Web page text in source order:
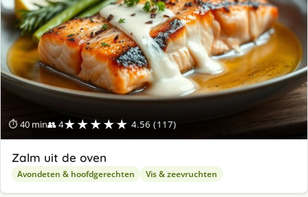
⏱ 40 min👥 4★★★★★ 4.56 (117)
Zalm uit de oven
Avondeten & hoofdgerechten Vis & zeevruchten